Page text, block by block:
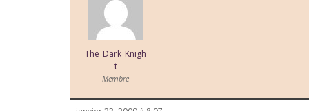
The_Dark_Knigh
t
Membre